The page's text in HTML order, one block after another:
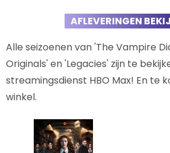
AFLEVERINGEN
Alle seizoenen van 'The Vampire
Originals' en 'Legacies' zijn te
streamingsdienst HBO Max! En te
winkel.